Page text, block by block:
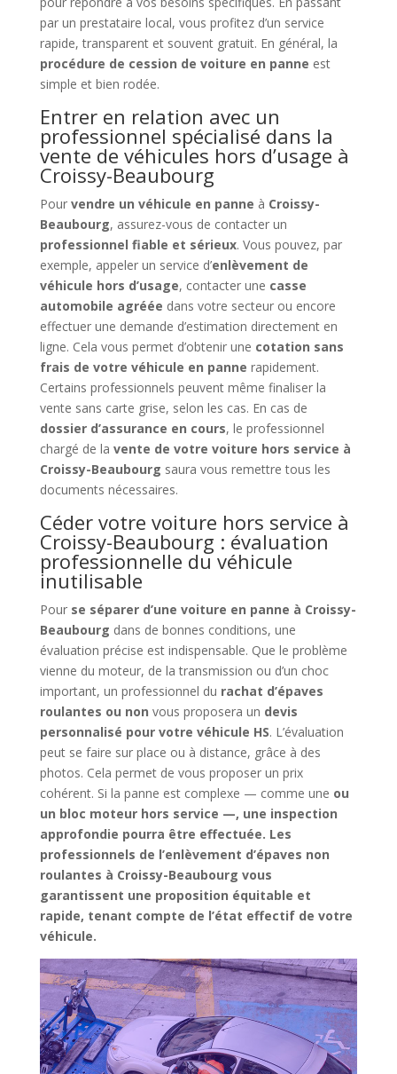
par un prestataire local, vous profitez d’un service
rapide, transparent et souvent gratuit. En général, la
procédure de cession de voiture en panne est
simple et bien rodée.
Entrer en relation avec un
professionnel spécialisé dans la
vente de véhicules hors d’usage à
Croissy-Beaubourg
Pour vendre un véhicule en panne à Croissy-
Beaubourg, assurez-vous de contacter un
professionnel fiable et sérieux. Vous pouvez, par
exemple, appeler un service d’enlèvement de
véhicule hors d’usage, contacter une casse
automobile agréée dans votre secteur ou encore
effectuer une demande d’estimation directement en
ligne. Cela vous permet d’obtenir une cotation sans
frais de votre véhicule en panne rapidement.
Certains professionnels peuvent même finaliser la
vente sans carte grise, selon les cas. En cas de
dossier d’assurance en cours, le professionnel
chargé de la vente de votre voiture hors service à
Croissy-Beaubourg saura vous remettre tous les
documents nécessaires.
Céder votre voiture hors service à
Croissy-Beaubourg : évaluation
professionnelle du véhicule
inutilisable
Pour se séparer d’une voiture en panne à Croissy-
Beaubourg dans de bonnes conditions, une
évaluation précise est indispensable. Que le problème
vienne du moteur, de la transmission ou d’un choc
important, un professionnel du rachat d’épaves
roulantes ou non vous proposera un devis
personnalisé pour votre véhicule HS. L’évaluation
peut se faire sur place ou à distance, grâce à des
photos. Cela permet de vous proposer un prix
cohérent. Si la panne est complexe — comme une ou
un bloc moteur hors service —, une inspection
approfondie pourra être effectuée. Les
professionnels de l’enlèvement d’épaves non
roulantes à Croissy-Beaubourg vous
garantissent une proposition équitable et
rapide, tenant compte de l’état effectif de votre
véhicule.